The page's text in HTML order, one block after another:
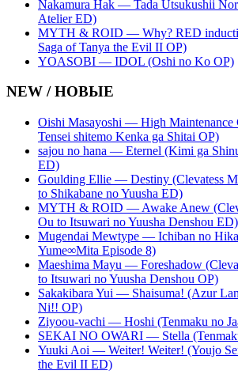
Nakamura Hak — Tada Utsukushii
Atelier ED)
MYTH & ROID — Why? RED
Saga of Tanya the Evil II OP)
YOASOBI — IDOL (Oshi no Ko OP)
NEW / НОВЫЕ
Oishi Masayoshi — High Maintenance
Tensei shitemo Kenka ga Shitai OP)
sajou no hana — Eternel (Kimi ga
ED)
Goulding Ellie — Destiny (Clevatess
to Shikabane no Yuusha ED)
MYTH & ROID — Awake Anew
Ou to Itsuwari no Yuusha Denshou ED)
Mugendai Mewtype — Ichiban no
Yume∞Mita Episode 8)
Maeshima Mayu — Foreshadow
to Itsuwari no Yuusha Denshou OP)
Sakakibara Yui — Shaisuma! (Azur
Ni!! OP)
Ziyoou-vachi — Hoshi (Tenmaku no
SEKAI NO OWARI — Stella
Yuuki Aoi — Weiter! Weiter! (Youjo
the Evil II ED)